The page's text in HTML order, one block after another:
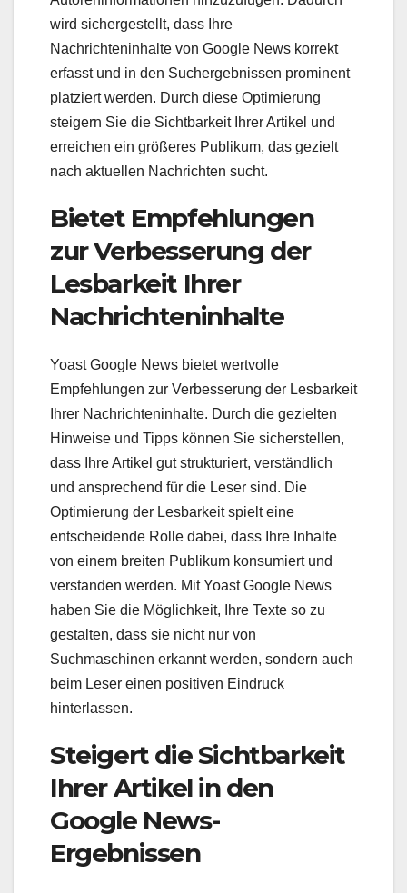
wird sichergestellt, dass Ihre
Nachrichteninhalte von Google News korrekt
erfasst und in den Suchergebnissen prominent
platziert werden. Durch diese Optimierung
steigern Sie die Sichtbarkeit Ihrer Artikel und
erreichen ein größeres Publikum, das gezielt
nach aktuellen Nachrichten sucht.
Bietet Empfehlungen
zur Verbesserung der
Lesbarkeit Ihrer
Nachrichteninhalte
Yoast Google News bietet wertvolle
Empfehlungen zur Verbesserung der Lesbarkeit
Ihrer Nachrichteninhalte. Durch die gezielten
Hinweise und Tipps können Sie sicherstellen,
dass Ihre Artikel gut strukturiert, verständlich
und ansprechend für die Leser sind. Die
Optimierung der Lesbarkeit spielt eine
entscheidende Rolle dabei, dass Ihre Inhalte
von einem breiten Publikum konsumiert und
verstanden werden. Mit Yoast Google News
haben Sie die Möglichkeit, Ihre Texte so zu
gestalten, dass sie nicht nur von
Suchmaschinen erkannt werden, sondern auch
beim Leser einen positiven Eindruck
hinterlassen.
Steigert die Sichtbarkeit
Ihrer Artikel in den
Google News-
Ergebnissen